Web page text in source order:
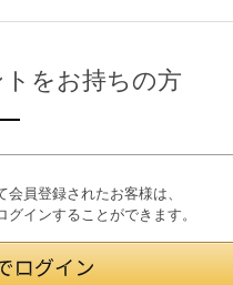
をお持ちの方
員登録されたお客様は、
インすることができます。